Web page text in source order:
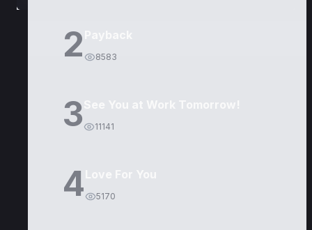
2 8583
3 11141
4 5170